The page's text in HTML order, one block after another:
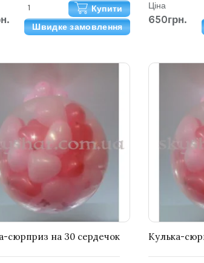
Купити
Швидке замовлення
Ціна
650грн.
сюрприз на 30 сердечок Кулька-